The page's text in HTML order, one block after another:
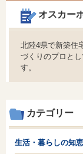
オスカー
北陸4県で新築住
づくりのプロと
す。
カテゴリー
生活・暮らしの知恵